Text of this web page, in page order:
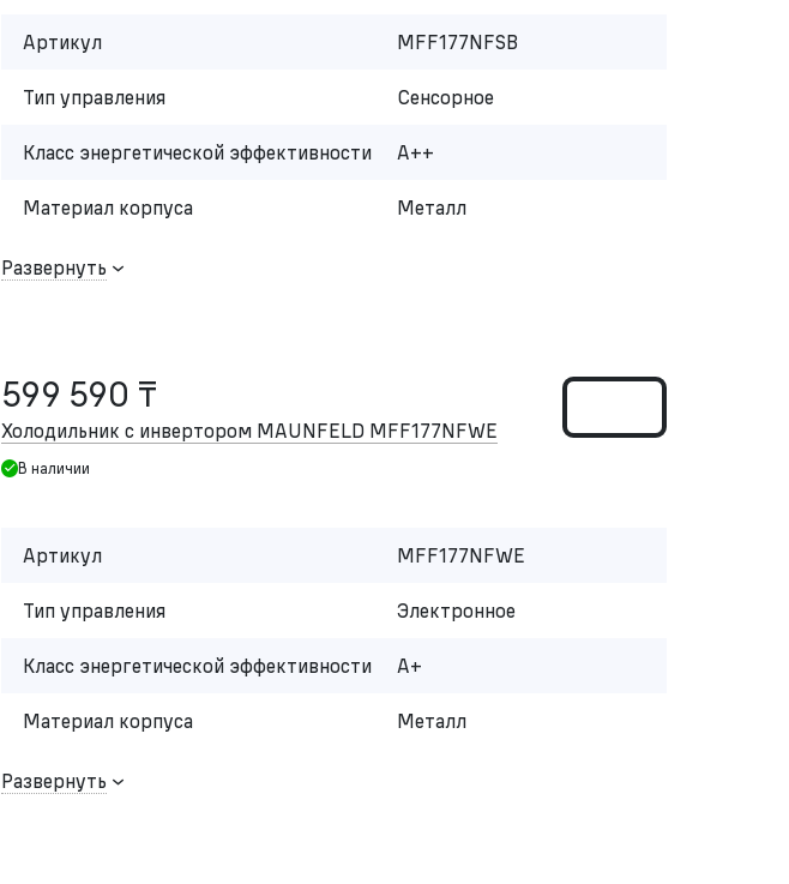
Артикул MFF177NFSB
Тип управления Сенсорное
Класс энергетической эффективности A++
Материал корпуса Металл
Развернуть
599 590 ₸
Холодильник с инвертором MAUNFELD MFF177NFWE
В наличии
Артикул MFF177NFWE
Тип управления Электронное
Класс энергетической эффективности A+
Материал корпуса Металл
Развернуть